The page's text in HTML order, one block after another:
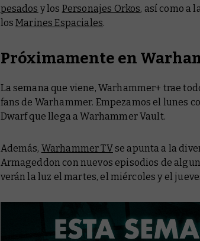
pesados y los Personajes Orkos, así como a
losMarines Espaciales.
Próximamente en
La semana que viene, Warhammer+ trae
fans de Warhammer. Empezamos el lunes
Dwarfque llega a Warhammer Vault.
Además, Warhammer TVse apunta a la
Armageddon con nuevos episodios de
verán la luz el martes, el miércoles y el